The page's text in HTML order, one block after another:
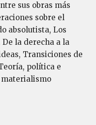
sus obras más
sobre el
absolutista, Los
la derecha a la
Transiciones de
política e